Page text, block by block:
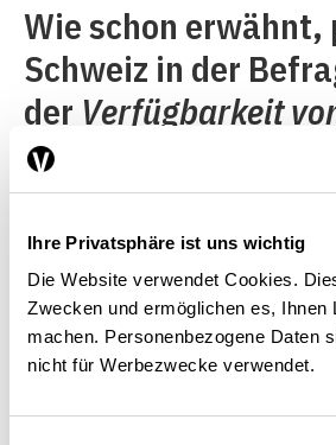
Ihre Privatsphäre ist uns wichtig
Die Website verwendet Cookies.
Zwecken und ermöglichen es, Ihnen
machen. Personenbezogene Daten
nicht für Werbezwecke verwendet.
Wie schon
Schweiz in der
der Verfügbarkeit
qualifiziertem
bezüglich des
als auch bezüglich
zu qualifiziertem
das Land als sehr
eingeschätzt.